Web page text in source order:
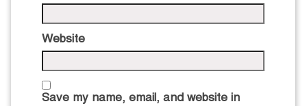
Website
Save my name, email, and website in